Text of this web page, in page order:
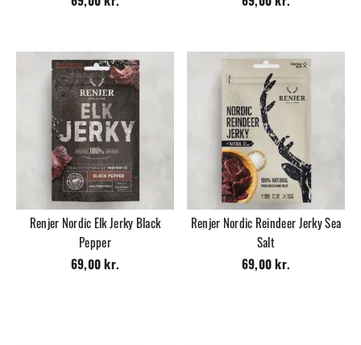
69,00 kr.
69,00 kr.
Renjer Nordic Elk Jerky Black
Pepper
69,00 kr.
Renjer Nordic Reindeer Jerky Sea
Salt
69,00 kr.